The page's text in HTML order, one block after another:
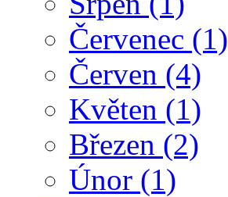
Červenec (1)
Červen (4)
Květen (1)
Březen (2)
Únor (1)